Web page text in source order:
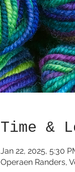
Time &
Jan 22, 2025, 5:30
Operaen Randers,